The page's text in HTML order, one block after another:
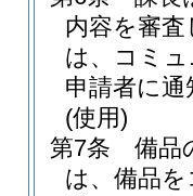
内容を審
は、コミ
申請者に
(使用)
第7条
備品
は、備品